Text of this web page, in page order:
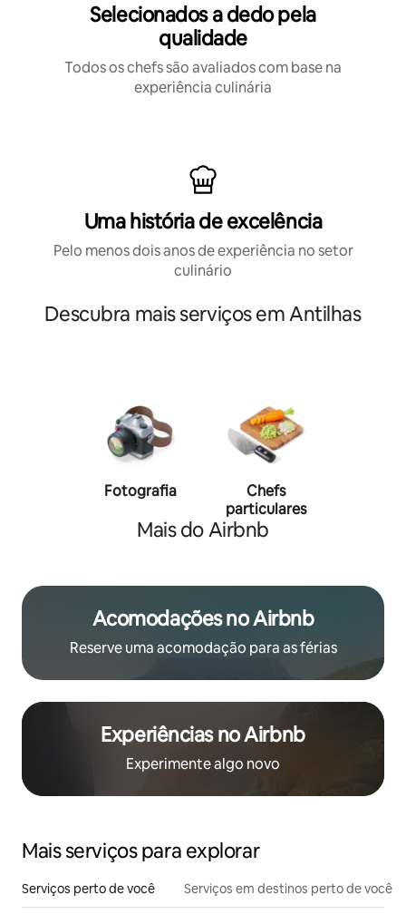
Selecionados a dedo pela
qualidade
Todos os chefs são avaliados com base na
experiência culinária
Uma história de excelência
Pelo menos dois anos de experiência no setor
culinário
Descubra mais serviços em Antilhas
Fotografia
Chefs
particulares
Mais do Airbnb
Acomodações no Airbnb
Reserve uma acomodação para as férias
Experiências no Airbnb
Experimente algo novo
Mais serviços para explorar
Serviços perto de você Serviços em destinos perto de você